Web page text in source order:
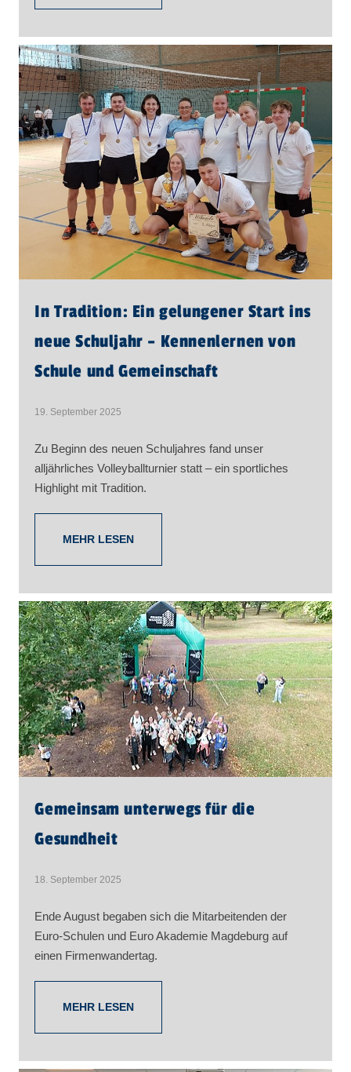
In Tradition: Ein gelungener Start ins
neue Schuljahr – Kennenlernen von
Schule und Gemeinschaft
19. September 2025
Zu Beginn des neuen Schuljahres fand unser
alljährliches Volleyballturnier statt – ein sportliches
Highlight mit Tradition.
MEHR LESEN
Gemeinsam unterwegs für die
Gesundheit
18. September 2025
Ende August begaben sich die Mitarbeitenden der
Euro-Schulen und Euro Akademie Magdeburg auf
einen Firmenwandertag.
MEHR LESEN